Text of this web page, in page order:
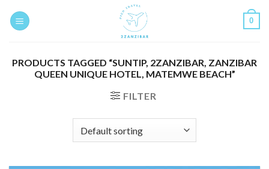
0
PRODUCTS TAGGED “SUNTIP, 2ZANZIBAR, ZANZIBAR
QUEEN UNIQUE HOTEL, MATEMWE BEACH”
FILTER